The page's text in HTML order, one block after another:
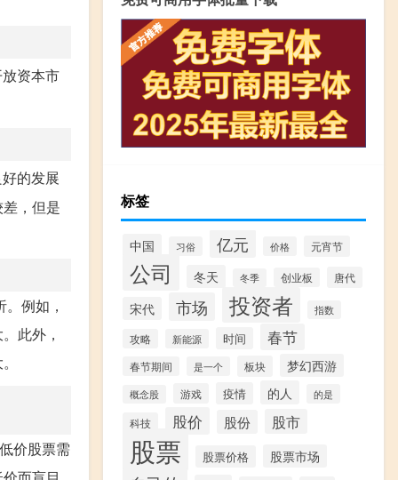
资本市
的发展
，但是
例如，
此外，
价股票需
标签
中国 习俗 亿元 价格 元宵节
公司 冬天 冬季 创业板 唐代
宋代 市场 投资者 指数
攻略 新能源 时间 春节
春节期间 是一个 板块 梦幻西游
概念股 游戏 疫情 的人 的是
科技 股价 股份 股市
股票 股票价格 股票市场